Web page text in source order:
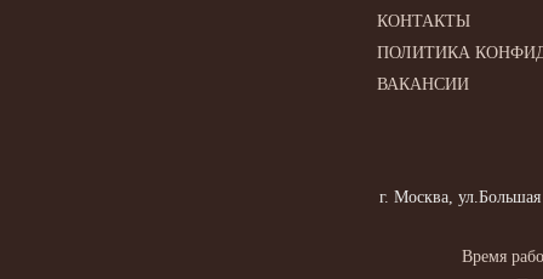
КОНТАКТЫ
ПОЛИТИКА
ВАКАНСИИ
г. Москва, ул.Большая
Время